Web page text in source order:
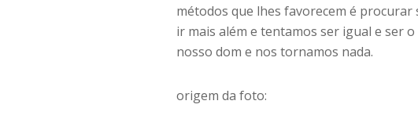
métodos que lhes favorecem é
ir mais além e tentamos ser igual e ser
nosso dom e nos tornamos nada.
origem da foto: